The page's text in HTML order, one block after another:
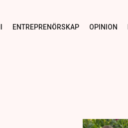
ENTREPRENÖRSKAP OPINION